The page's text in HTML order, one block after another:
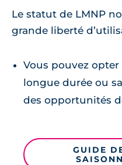
Le statut de LMNP
grande liberté
Vous pouvez
longue durée ou
des opportunités
GUIDE